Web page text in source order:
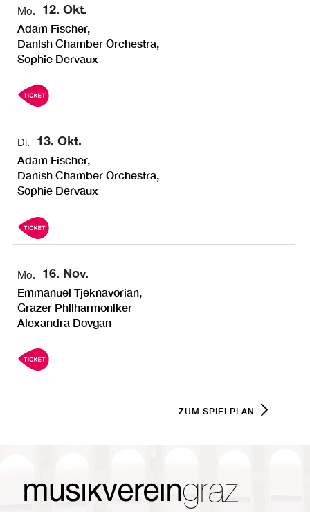
12. Okt.
Mo.
Adam Fischer,
Danish Chamber Orchestra,
Sophie Dervaux
13. Okt.
Di.
Adam Fischer,
Danish Chamber Orchestra,
Sophie Dervaux
16. Nov.
Mo.
Emmanuel Tjeknavorian,
Grazer Philharmoniker
Alexandra Dovgan
ZUM SPIELPLAN